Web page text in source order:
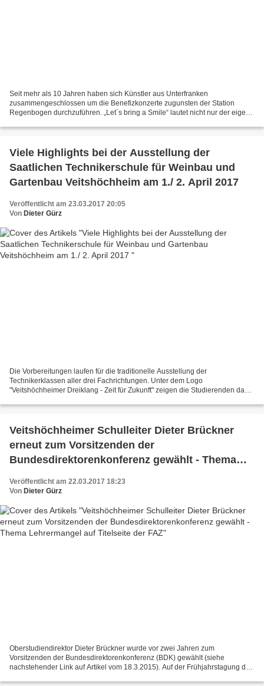
Seit mehr als 10 Jahren haben sich Künstler aus Unterfranken
zusammengeschlossen um die Benefizkonzerte zugunsten der Station
Regenbogen durchzuführen. „Let´s bring a Smile“ lautet nicht nur der eigens
Viele Highlights bei der Ausstellung der
Saatlichen Technikerschule für Weinbau und
Gartenbau Veitshöchheim am 1./ 2. April 2017
Veröffentlicht am 23.03.2017 20:05
Von Dieter Gürz
Die Vorbereitungen laufen für die traditionelle Ausstellung der
Technikerklassen aller drei Fachrichtungen. Unter dem Logo
"Veitshöchheimer Dreiklang - Zeit für Zukunft" zeigen die Studierenden das
Veitshöchheimer Schulleiter Dieter Brückner
erneut zum Vorsitzenden der
Bundesdirektorenkonferenz gewählt - Thema
Veröffentlicht am 22.03.2017 18:23
Von Dieter Gürz
Oberstudiendirektor Dieter Brückner wurde vor zwei Jahren zum
Vorsitzenden der Bundesdirektorenkonferenz (BDK) gewählt (siehe
nachstehender Link auf Artikel vom 18.3.2015). Auf der Frühjahrstagung der